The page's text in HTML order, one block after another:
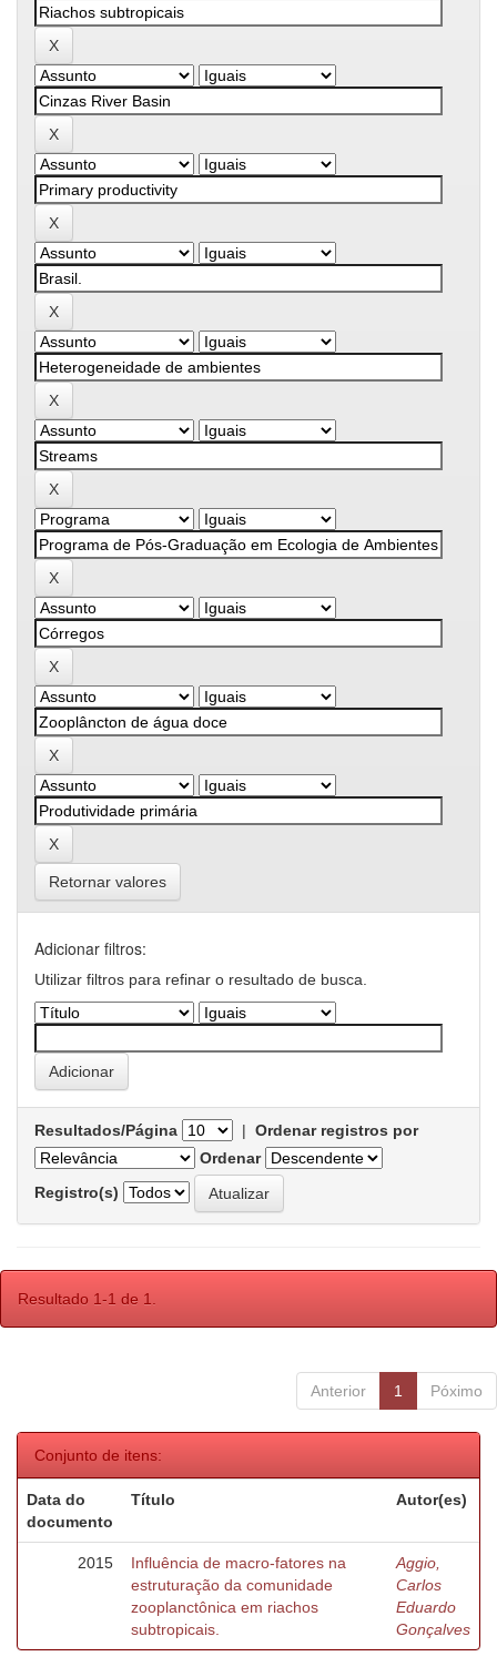
Retornar valores
Adicionar filtros:
Utilizar filtros para refinar o resultado de busca.
Resultados/Página | Ordenar registros por
Ordenar
Registro(s)
Resultado 1-1 de 1.
Anterior 1 Póximo
Conjunto de itens:
Data do
documento
Título Autor(es)
2015
Influência de macro-fatores na
estruturação da comunidade
zooplanctônica em riachos
subtropicais.
Aggio,
Carlos
Eduardo
Gonçalves